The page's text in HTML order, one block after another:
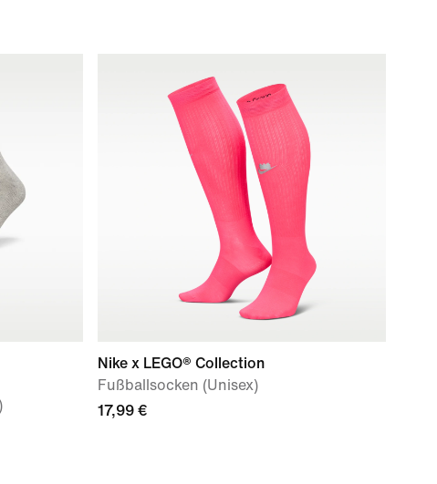
Nike x LEGO® Collection
Fußballsocken (Unisex)
17,99 €